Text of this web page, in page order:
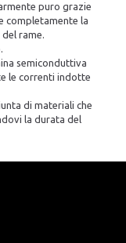
puro grazie
completamente la
rame.
semiconduttiva
le correnti indotte
di materiali che
la durata del